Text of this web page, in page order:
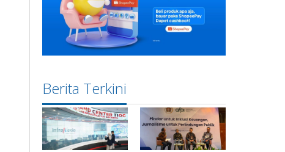
Berita Terkini